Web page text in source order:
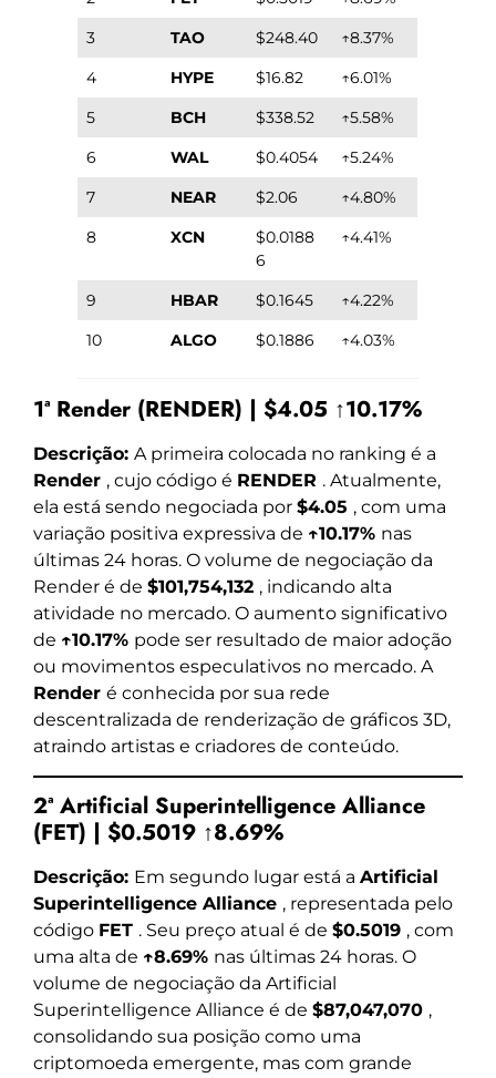
3
TAO $248.40
↑8.37%
4
HYPE $16.82
↑6.01%
5
BCH $338.52
↑5.58%
6
WAL $0.4054
↑5.24%
7
NEAR $2.06
↑4.80%
8
XCN
$0.0188
6
↑4.41%
9 HBAR $0.1645
↑4.22%
10
ALGO $0.1886 ↑4.03%
1ª Render (RENDER) | $4.05 ↑10.17%
Descrição: A primeira colocada no ranking é a
Render , cujo código é RENDER . Atualmente,
ela está sendo negociada por $4.05 , com uma
variação positiva expressiva de ↑10.17% nas
últimas 24 horas. O volume de negociação da
Render é de $101,754,132 , indicando alta
atividade no mercado. O aumento significativo
de ↑10.17% pode ser resultado de maior adoção
ou movimentos especulativos no mercado. A
Render é conhecida por sua rede
descentralizada de renderização de gráficos 3D,
atraindo artistas e criadores de conteúdo.
2ª Artificial Superintelligence Alliance
(FET) | $0.5019 ↑8.69%
Descrição: Em segundo lugar está a Artificial
Superintelligence Alliance , representada pelo
código FET . Seu preço atual é de $0.5019 , com
uma alta de ↑8.69% nas últimas 24 horas. O
volume de negociação da Artificial
Superintelligence Alliance é de $87,047,070 ,
consolidando sua posição como uma
criptomoeda emergente, mas com grande